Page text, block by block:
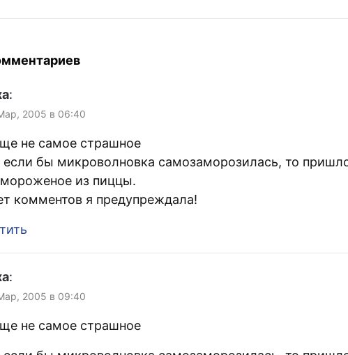
:
2005 в 06:40
не самое страшное
если бы микроволновка самозаморозилась, то
мороженое из пиццы.
комментов я предупреждала!
:
2005 в 09:40
не самое страшное